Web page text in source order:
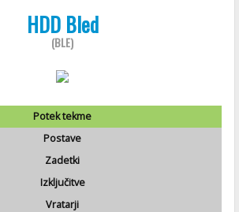
HDD Bled
(BLE)
Potek tekme
Postave
Zadetki
Izključitve
Vratarji